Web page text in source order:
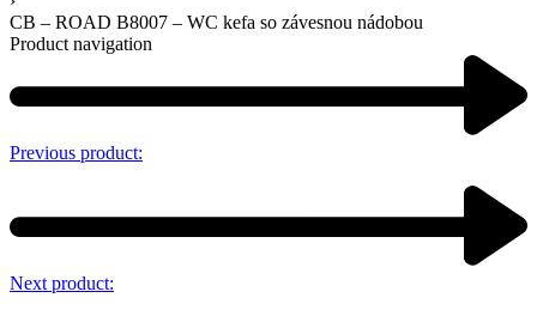
CB – ROAD B8007 – WC kefa so závesnou nádobou
Product navigation
Previous product:
Next product: